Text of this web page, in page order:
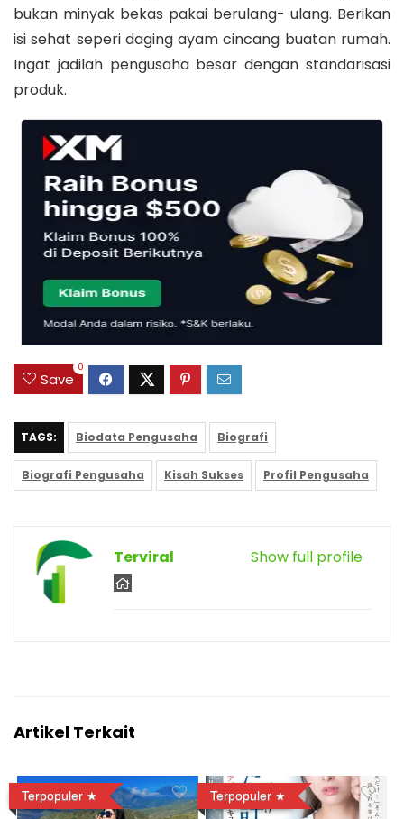
bukan minyak bekas pakai berulang- ulang. Berikan
isi sehat seperi daging ayam cincang buatan rumah.
Ingat jadilah pengusaha besar dengan standarisasi
produk.
Save
0
TAGS: Biodata Pengusaha Biografi
Biografi Pengusaha Kisah Sukses Profil Pengusaha
Show full profile
Terviral
Artikel Terkait
Terpopuler Terpopuler